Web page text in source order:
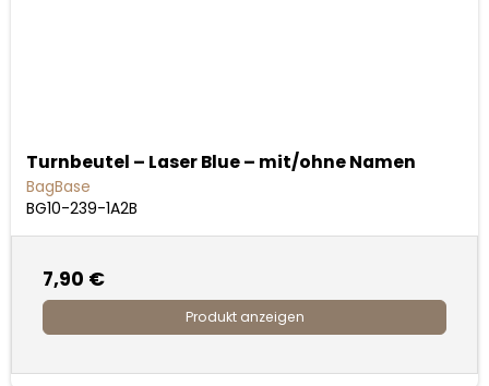
Turnbeutel – Laser Blue – mit/ohne Namen
BagBase
BG10-239-1A2B
7,90 €
Produkt anzeigen